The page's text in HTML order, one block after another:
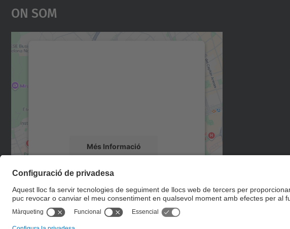
On Som
Més Informació
Accepta
powered byUsercentrics Consent
Management Platform